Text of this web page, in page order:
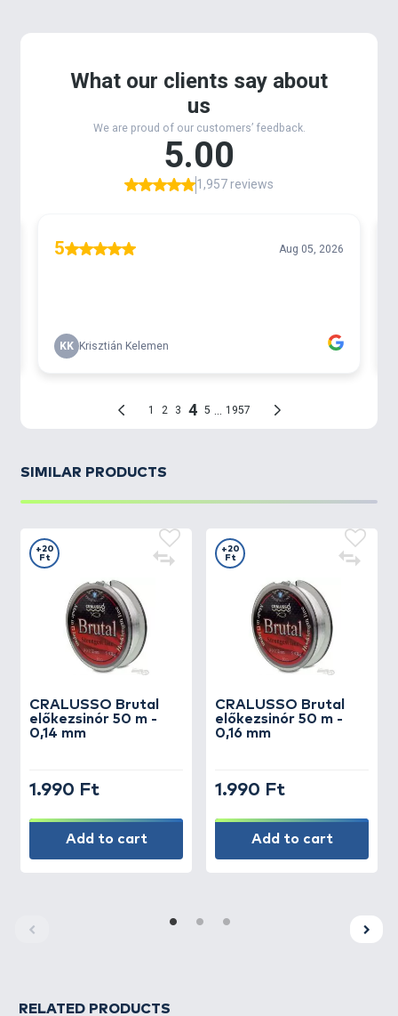
SIMILAR PRODUCTS
CRALUSSO Brutal
előkezsinór 50 m -
0,14 mm
+20
Ft
1.990 Ft
Add to cart
CRALUSSO Brutal
előkezsinór 50 m -
0,16 mm
+20
Ft
1.990 Ft
Add to cart
RELATED PRODUCTS